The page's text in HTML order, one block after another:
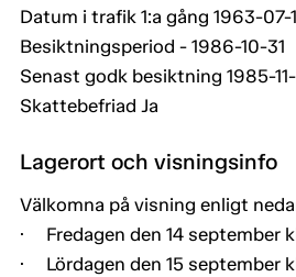
Datum i trafik 1:a gång 1963-07-
Besiktningsperiod - 1986-10-31
Senast godk besiktning 1985-
Skattebefriad Ja
Lagerort och visningsinfo
Välkomna på visning enligt
· Fredagen den 14 september kl
· Lördagen den 15 september kl